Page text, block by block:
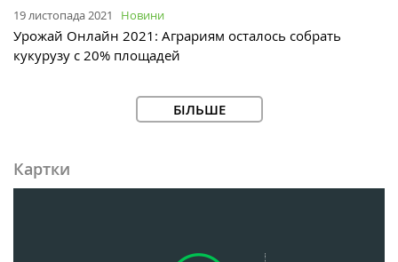
19 листопада 2021 Новини
Урожай Онлайн 2021: Аграриям осталось собрать
кукурузу с 20% площадей
БІЛЬШЕ
Картки